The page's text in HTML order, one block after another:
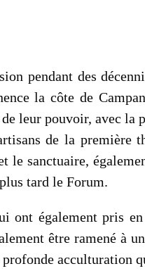
pendant des
la côte de
leur pouvoir, avec la
de la première
le sanctuaire,
tard le Forum.
ont également pris
être ramené à
acculturation